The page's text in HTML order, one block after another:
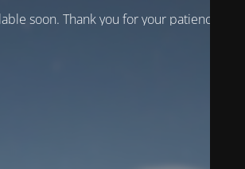
soon. Thank you for your patience!